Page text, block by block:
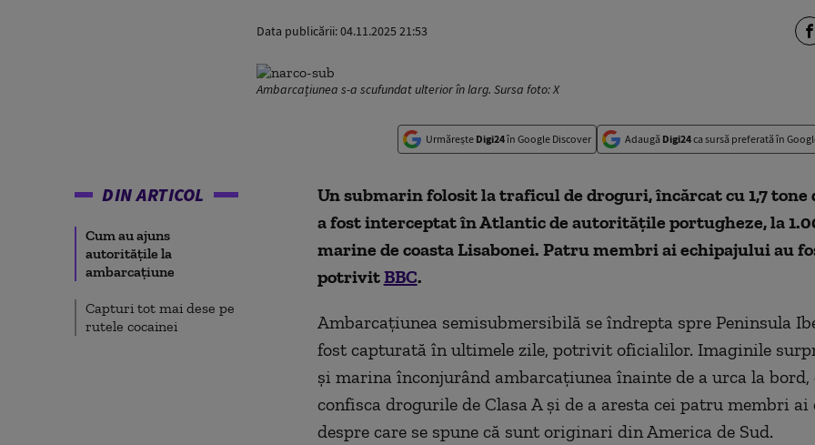
Data publicării:04.11.2025 21:53
Ambarcațiunea s-a scufundat ulterior în larg. Sursa foto: X
Urmărește Digi24în Google Discover Adaugă Digi24ca sursă preferată în
DIN ARTICOL
Cum au ajuns
autoritățile la
ambarcațiune
Capturi tot mai dese pe
rutele cocainei
Un submarin folosit la traficul de droguri, încărcat cu 1,7 tone
a fost interceptat în Atlantic de autoritățile portugheze, la
marine de coasta Lisabonei. Patru membri ai echipajului au
potrivitBBC.
Ambarcațiunea semisubmersibilă se îndrepta spre Peninsula
fost capturată în ultimele zile, potrivit oficialilor. Imaginile
și marina înconjurând ambarcațiunea înainte de a urca la bord,
confisca drogurile de Clasa A și de a aresta cei patru membri ai
despre care se spune că sunt originari din America de Sud.